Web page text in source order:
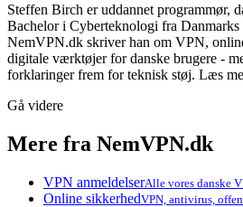
Steffen Birch er uddannet programmør,
Bachelor i Cyberteknologi fra Danmarks
NemVPN.dk skriver han om VPN,
digitale værktøjer for danske brugere -
forklaringer frem for teknisk støj. Læs
Gå videre
Mere fra NemVPN.dk
VPN anmeldelserAlle vores danske
Online sikkerhedVPN, antivirus,